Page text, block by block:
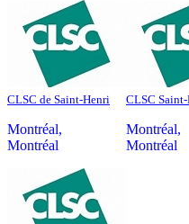
CLSC de Saint-Henri
Montréal,
Montréal
CLSC
Montréal,
Montréal